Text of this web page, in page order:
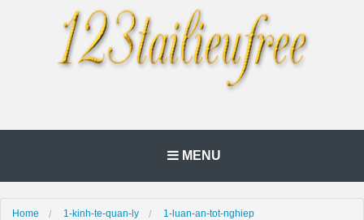
MENU
Home 1-kinh-te-quan-ly
1-luan-an-tot-nghiep